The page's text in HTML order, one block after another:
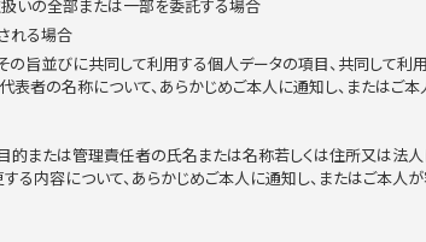
いの全部または一部を委託する場合
れる場合
の旨並びに共同して利用する個人データの項目、共同して
者の名称について、あらかじめご本人に通知し、またはご
または管理責任者の氏名または名称若しくは住所又は法
内容について、あらかじめご本人に通知し、またはご本人